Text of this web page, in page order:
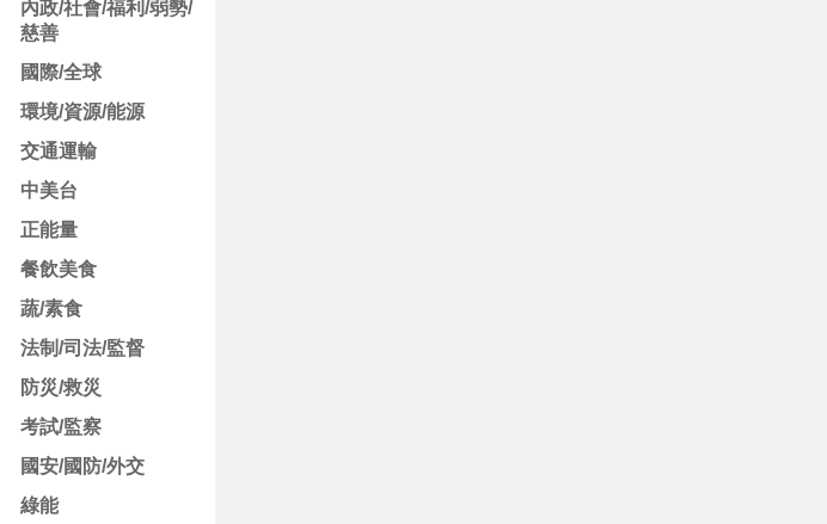
內政/社會/福利/弱勢/
慈善
國際/全球
環境/資源/能源
交通運輸
中美台
正能量
餐飲美食
蔬/素食
法制/司法/監督
防災/救災
考試/監察
國安/國防/外交
綠能